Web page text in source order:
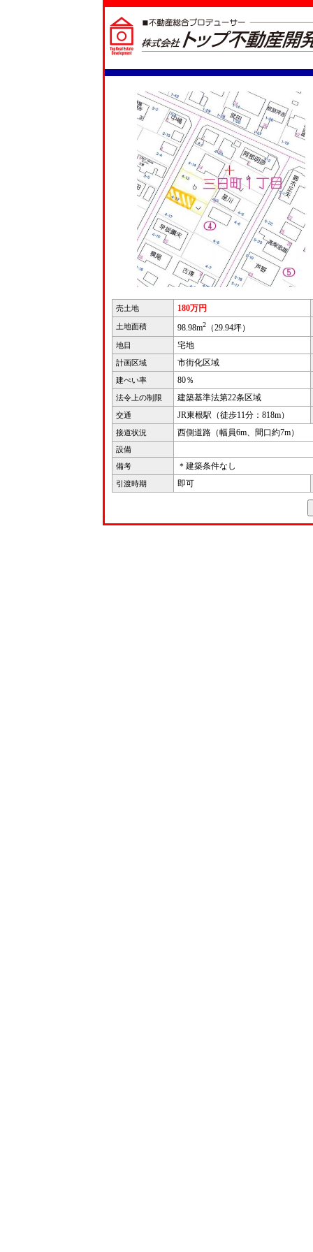
売土地 180万円
土地面積 98.98m2 （29.94坪）
地目 宅地
計画区域 市街化区域
建ぺい率 80％
法令上の制限 建築基準法第22条区域
交通 JR東根駅（徒歩11分：818m）
接道状況 西側道路（幅員6m、間口約7m）
設備
備考
＊建築条件なし
引渡時期 即可